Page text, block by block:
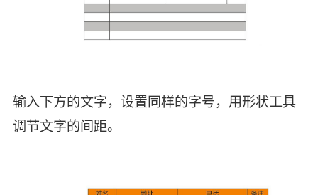
输入下方的文字，设置同样的字号，用形状工具
调节文字的间距。